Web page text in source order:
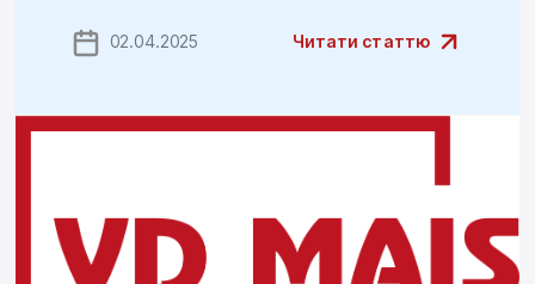
02.04.2025 Читати статтю